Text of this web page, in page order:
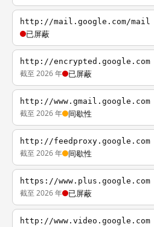
http://mail.google.com/mail
已屏蔽
http://encrypted.google.com
截至 2026 年 已屏蔽
http://www.gmail.google.com
截至 2026 年 间歇性
http://feedproxy.google.com
截至 2026 年 间歇性
https://www.plus.google.com
截至 2026 年 已屏蔽
http://www.video.google.com